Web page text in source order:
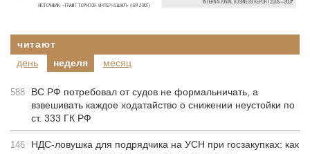
читают
день
неделя месяц
588
ВС РФ потребовал от судов не формальничать, а
взвешивать каждое ходатайство о снижении неустойки по
ст. 333 ГК РФ
146
НДС-ловушка для подрядчика на УСН при госзакупках: как